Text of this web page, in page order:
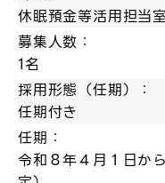
休眠預金等活用担当室
募集人数：
1名
採用形態（任期）：
任期付き
任期：
令和８年４月１日か